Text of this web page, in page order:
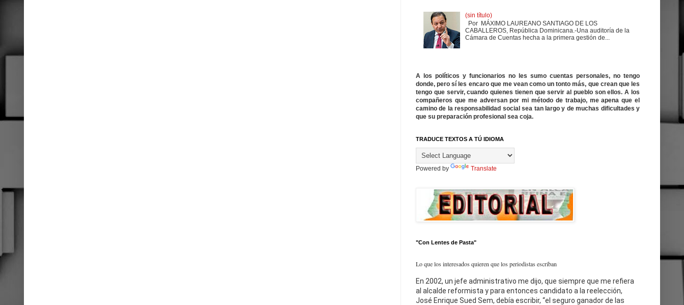
(sin título)
Por MÁXIMO LAUREANO SANTIAGO DE LOS
CABALLEROS, República Dominicana.-Una auditoría de la
Cámara de Cuentas hecha a la primera gestión de...
A los políticos y funcionarios no les sumo cuentas personales, no tengo
donde, pero sí les encaro que me vean como un tonto más, que crean que les
tengo que servir, cuando quienes tienen que servir al pueblo son ellos. A los
compañeros que me adversan por mi método de trabajo, me apena que el
camino de la responsabilidad social sea tan largo y de muchas dificultades y
que su preparación profesional sea coja.
TRADUCE TEXTOS A TÚ IDIOMA
Powered by Translate
"Con Lentes de Pasta"
Lo que los interesados quieren que los periodistas escriban
En 2002, un jefe administrativo me dijo, que siempre que me refiera
al alcalde reformista y para entonces candidato a la reelección,
José Enrique Sued Sem, debía escribir, “el seguro ganador de las